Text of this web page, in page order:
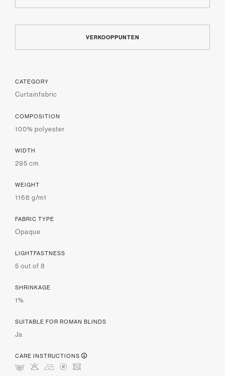
VERKOOPPUNTEN
CATEGORY
Curtainfabric
COMPOSITION
100% polyester
WIDTH
295 cm
WEIGHT
1168 g/m1
FABRIC TYPE
Opaque
LIGHTFASTNESS
5 out of 8
SHRINKAGE
1%
SUITABLE FOR ROMAN BLINDS
Ja
CARE INSTRUCTIONS
mHDLU